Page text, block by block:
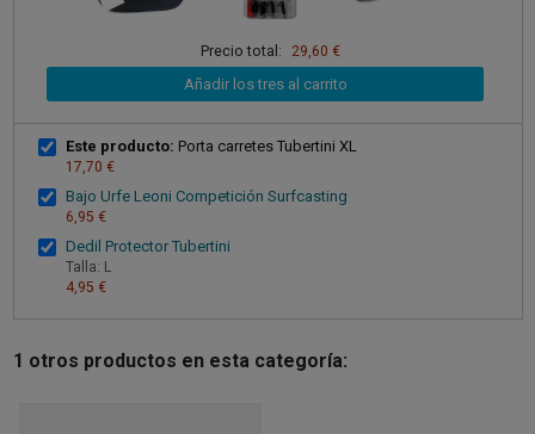
Precio total: 29,60 €
Añadir los tres al carrito
Este producto: Porta carretes Tubertini XL
17,70 €
Bajo Urfe Leoni Competición Surfcasting
6,95 €
Dedil Protector Tubertini
Talla: L
4,95 €
1 otros productos en esta categoría: